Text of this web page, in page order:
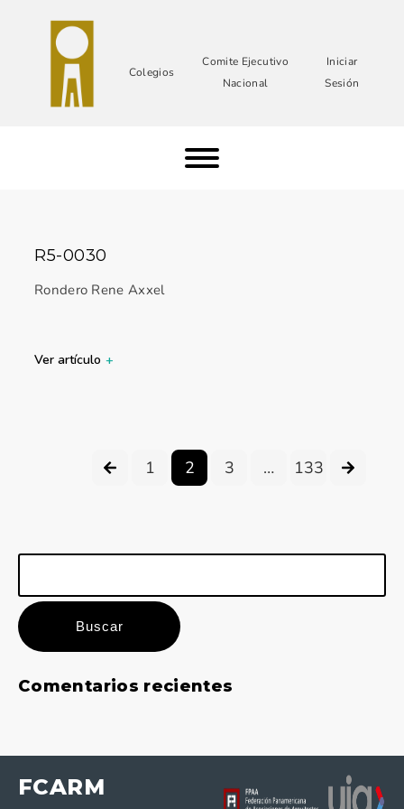
Colegios
Comite Ejecutivo
Nacional
Iniciar
Sesión
R5-0030
Rondero Rene Axxel
Ver artículo +
1 2 3 … 133
Buscar:
Comentarios recientes
FCARM